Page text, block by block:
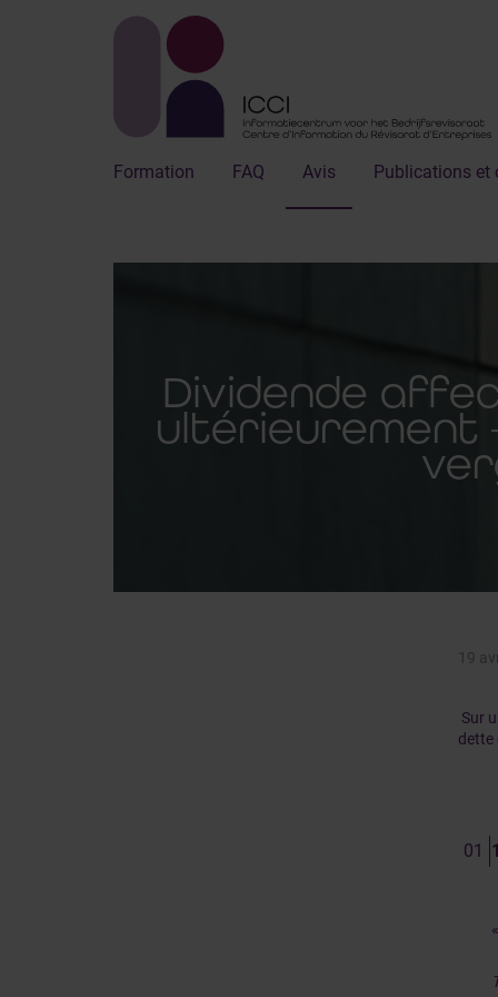
Formation FAQ Avis Publications et
Dividende
ultérieurement
19
Sur
dette
«